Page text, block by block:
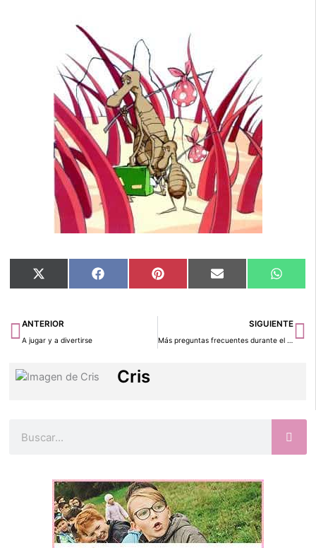
Compartir
en
X
(Twitter)
Compartir
en
Facebook Compartir
en
Pinterest Compartir
en
Email
en
Ant
ANTERIOR
A jugar y a divertirse
SIGUIENTE
Más preguntas frecuentes durante el embarazo
Cris